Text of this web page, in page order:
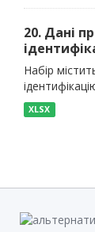
20. Дані
Набір
XLSX